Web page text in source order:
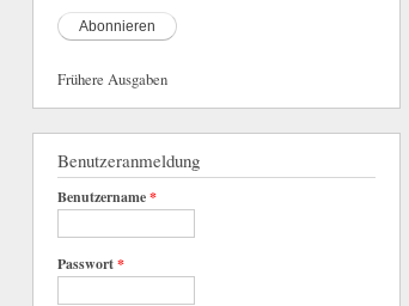
Frühere Ausgaben
Benutzeranmeldung
Benutzername*
Passwort*